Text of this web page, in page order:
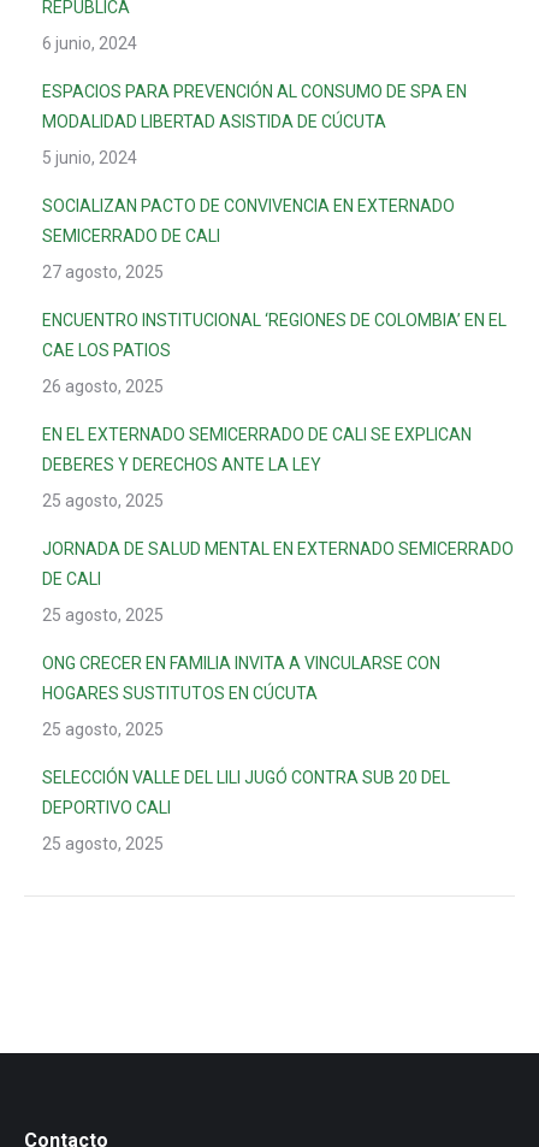
REPÚBLICA
6 junio, 2024
ESPACIOS PARA PREVENCIÓN AL CONSUMO DE SPA EN
MODALIDAD LIBERTAD ASISTIDA DE CÚCUTA
5 junio, 2024
SOCIALIZAN PACTO DE CONVIVENCIA EN EXTERNADO
SEMICERRADO DE CALI
27 agosto, 2025
ENCUENTRO INSTITUCIONAL ‘REGIONES DE COLOMBIA’ EN EL
CAE LOS PATIOS
26 agosto, 2025
EN EL EXTERNADO SEMICERRADO DE CALI SE EXPLICAN
DEBERES Y DERECHOS ANTE LA LEY
25 agosto, 2025
JORNADA DE SALUD MENTAL EN EXTERNADO SEMICERRADO
DE CALI
25 agosto, 2025
ONG CRECER EN FAMILIA INVITA A VINCULARSE CON
HOGARES SUSTITUTOS EN CÚCUTA
25 agosto, 2025
SELECCIÓN VALLE DEL LILI JUGÓ CONTRA SUB 20 DEL
DEPORTIVO CALI
25 agosto, 2025
Contacto